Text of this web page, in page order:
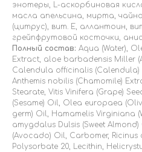
энотеры, L-аскорбиновая
масла апельсина, мирта,
(цитрус), вит. Е, аллантоин,
грейпфрутовой косточки,
Полный состав: Aqua (Water),
Extract, aloe barbadensis Miller
Calendula officinalis (Calendula)
Anthemis nobilis (Chamomile)
Stearate, Vitis Vinifera (Grape)
(Sesame) Oil, Olea europaea
germ) Oil, Hamamelis Virginiana
amygdalus Dulsis (Sweet Almond)
(Avocado) Oil, Carbomer, Ricinus
Polysorbate 20, Lecithin,